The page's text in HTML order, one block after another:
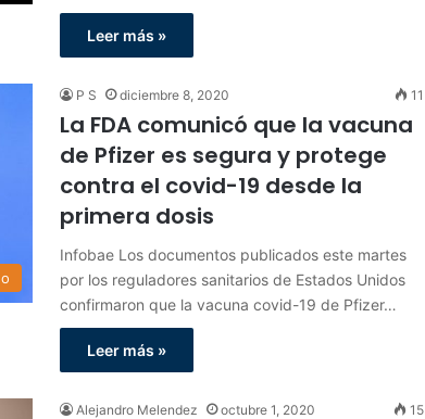
Leer más »
P S diciembre 8, 2020 11
La FDA comunicó que la vacuna
de Pfizer es segura y protege
contra el covid-19 desde la
primera dosis
Infobae Los documentos publicados este martes
por los reguladores sanitarios de Estados Unidos
confirmaron que la vacuna covid-19 de Pfizer…
Leer más »
Alejandro Melendez octubre 1, 2020 15